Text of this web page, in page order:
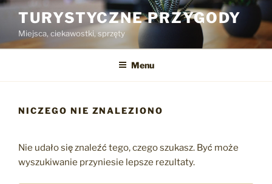
Przejdź
treści
TURYSTYCZNE PRZYGODY
Miejsca, ciekawostki, sprzęty
Menu
NICZEGO NIE ZNALEZIONO
Nie udało się znaleźć tego, czego szukasz. Być może
wyszukiwanie przyniesie lepsze rezultaty.